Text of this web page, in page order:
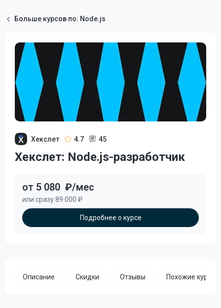
Больше курсов по: Node.js
Хекслет 4.7 45
Хекслет: Node.js-разработчик
от 5 080 ₽/мес
или сразу 89 000 ₽
Подробнее о курсе
Описание Скидки Отзывы Похожие курсы